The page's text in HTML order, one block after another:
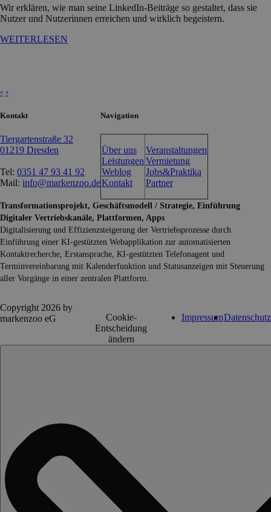
Wir erklären, wie man seine LinkedIn-Beiträge so gestaltet, dass sie
Nutzer und Nutzerinnen erreichen und wirklich begeistern.
WEITERLESEN
‹ ›
Kontakt
Tiergartenstraße 32
01219 Dresden
Tel: 0351 47 93 41 92
Mail: info@markenzoo.de
Navigation
Über uns
Leistungen
Weblog
Kontakt
Veranstaltungen
Vermietung
Jobs&Praktika
Partner
Transformationsprojekt, Geschäftsmodell / Strategie, Einführung
Digitaler Vertriebskanäle, Plattformen, Apps
Digitalisierung und Effizienzsteigerung der Vertriebsprozesse durch
Einführung einer KI-gestützten Webapplikation zur automatisierten
Kontaktrecherche, Erstansprache, KI-gestützten Telefonagent und
Terminvereinbarung mit Kalenderfunktion und Statusanzeigen mit Steuerung
aller Vorgänge in einer zentralen Plattform.
Copyright 2026 by
markenzoo eG
Cookie-
Entscheidung
ändern
ImpressumDatenschutz